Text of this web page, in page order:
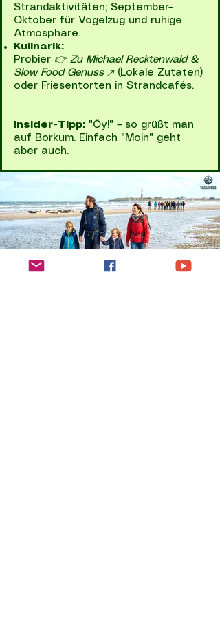
Strandaktivitäten; September–
Oktober für Vogelzug und ruhige
Atmosphäre.
Kulinarik:
Probier 👉 Zu Michael Recktenwald &
Slow Food Genuss ↗️(Lokale Zutaten)
oder Friesentorten in Strandcafés.
Insider-Tipp: "Öy!" – so grüßt man
auf Borkum. Einfach "Moin" geht
aber auch.